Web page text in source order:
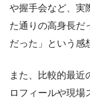
や握手会など、実
た通りの高身長だ
だった」という感
また、比較的最近
ロフィールや現場